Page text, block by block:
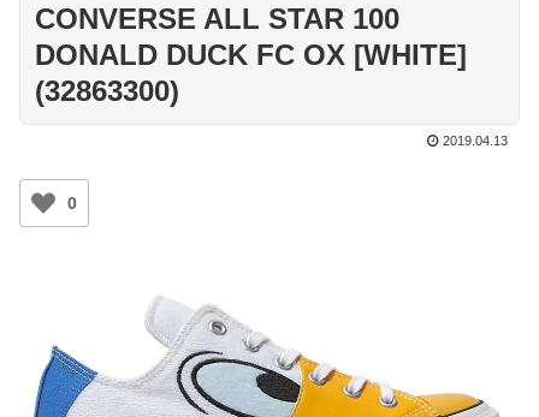
CONVERSE ALL STAR 100
DONALD DUCK FC OX [WHITE]
(32863300)
2019.04.13
0